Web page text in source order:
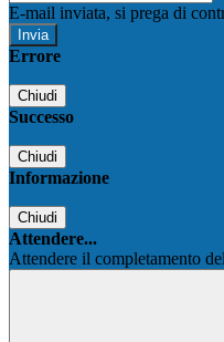
E-mail inviata, si prega di
Errore
Chiudi
Successo
Chiudi
Informazione
Chiudi
Attendere...
Attendere il completamento